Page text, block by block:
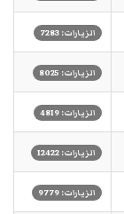
الزيارات: 7283
الزيارات: 8025
الزيارات: 4819
الزيارات: 12422
الزيارات: 9779